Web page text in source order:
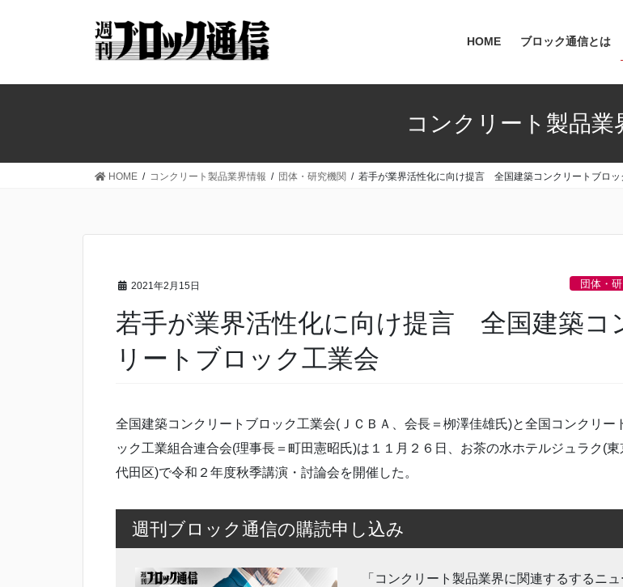
ツ
ッ
シ
移
HOME ブロック通信とは
コンクリート製品業
HOME コンクリート製品業界情報 団体・研究機関 若手が業界活性化に向け提言 全国建築コンクリートブロッ
2021年2月15日 団体・
若手が業界活性化に向け提言 全国建築コ
リートブロック工業会
全国建築コンクリートブロック工業会(ＪＣＢＡ、会長＝栁澤佳雄氏)と全国コンクリー
ック工業組合連合会(理事長＝町田憲昭氏)は１１月２６日、お茶の水ホテルジュラク(東
代田区)で令和２年度秋季講演・討論会を開催した。
週刊ブロック通信の購読申し込み
「コンクリート製品業界に関連するするニュ